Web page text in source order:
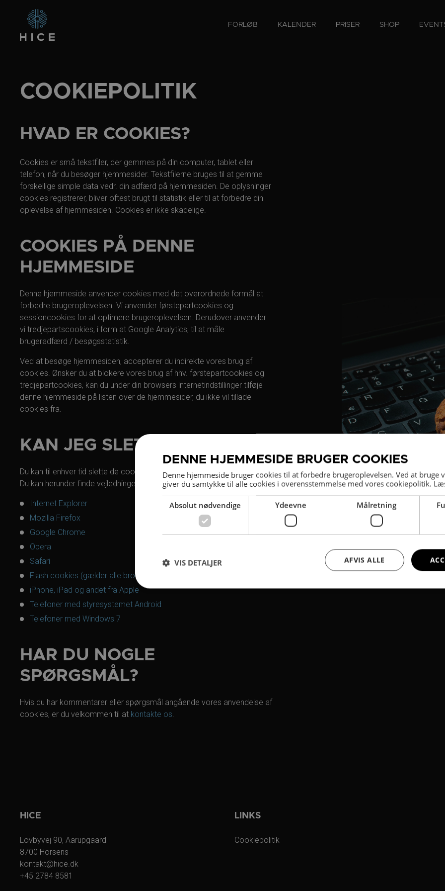
FORLØB KALENDER PRISER SHOP
COOKIEPOLITIK
HVAD ER COOKIES?
Cookies er små tekstfiler, der gemmes på din computer, tablet eller
telefon, når du besøger hjemmesider. Tekstfilerne bruges til at gemme
forskellige simple data vedr. din adfærd på hjemmesiden. De oplysninger
cookies registrerer, bliver oftest brugt til statistik eller til at forbedre din
oplevelse af hjemmesiden. Cookies er ikke skadelige.
COOKIES PÅ DENNE
HJEMMESIDE
Denne hjemmeside anvender cookies med det overordnede formål at
forbedre brugeroplevelsen. Vi anvender førstepartcookies og
sessioncookies for at optimere brugeroplevelsen. Derudover anvender
vi tredjepartscookies, i form at Google Analytics, til at måle
brugeradfærd / besøgsstatistik.
Ved at besøge hjemmesiden, accepterer du indirekte vores brug af
cookies. Ønsker du at blokere vores brug af hhv. førstepartcookies og
tredjepartcookies, kan du under din browsers internetindstillinger tilføje
denne hjemmeside på listen over de hjemmesider, du ikke vil tillade
cookies fra.
KAN JEG SLETTE COOKIES?
Du kan til enhver tid slette de cookies, du har liggende på din computer.
Du kan herunder finde vejledninger til, hvordan du sletter cookies:
Internet Explorer
Mozilla Firefox
Google Chrome
Opera
Safari
Flash cookies (gælder alle browser)
iPhone, iPad og andet fra Apple
Telefoner med styresystemet Android
Telefoner med Windows 7
HAR DU NOGLE
SPØRGSMÅL?
Hvis du har kommentarer eller spørgsmål angående vores anvendelse af
cookies, er du velkommen til at kontakte os.
HICE
Lovbyvej 90, Aarupgaard
8700 Horsens
kontakt@hice.dk
+45 2784 8581
LINKS
Cookiepolitik
DENNE HJEMMESIDE BRUGER COOKIES
Denne hjemmeside bruger cookies til at forbedre brugeroplevelsen. Ved at bruge
giver du samtykke til alle cookies i overensstemmelse med vores cookiepolitik.
Absolut nødvendige Ydeevne Målretning
AFVIS ALLE
VIS DETALJER